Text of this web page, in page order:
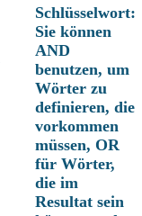
Schlüsselwort:
Sie können
AND
benutzen, um
Wörter zu
definieren, die
vorkommen
müssen, OR
für Wörter,
die im
Resultat sein